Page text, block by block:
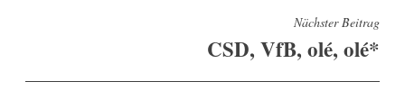
Nächster Beitrag
CSD, VfB, olé, olé*